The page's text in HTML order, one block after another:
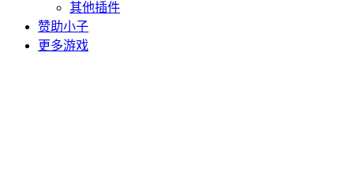
其他插件
赞助小子
更多游戏